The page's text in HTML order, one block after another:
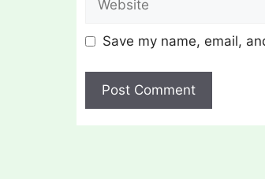
Save my name, email,